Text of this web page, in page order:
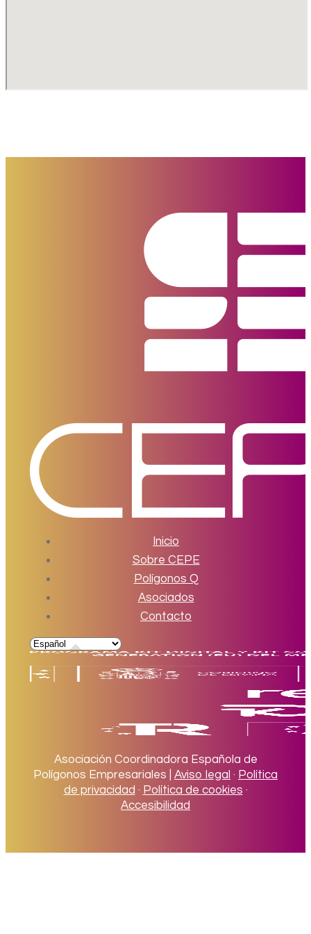
Inicio
Sobre CEPE
Polígonos Q
Asociados
Contacto
Asociación Coordinadora Española de
Polígonos Empresariales | Aviso legal · Política
de privacidad · Política de cookies ·
Accesibilidad